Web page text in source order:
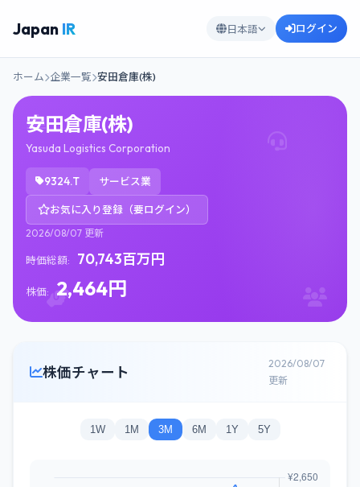
Japan IR 日本語 ログイン
ホーム 企業一覧 安田倉庫(株)
安田倉庫(株)
Yasuda Logistics Corporation
9324.T サービス業
お気に入り登録（要ログイン）
2026/08/07 更新
時価総額: 70,743百万円
株価: 2,464円
株価チャート
2026/08/07
更新
1W 1M 3M 6M 1Y 5Y